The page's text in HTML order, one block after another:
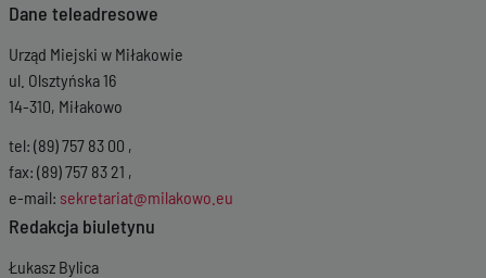
Dane teleadresowe
Urząd Miejski w Miłakowie
ul. Olsztyńska 16
14-310, Miłakowo
tel: (89) 757 83 00 ,
fax: (89) 757 83 21 ,
e-mail: sekretariat@milakowo.eu
Redakcja biuletynu
Łukasz Bylica